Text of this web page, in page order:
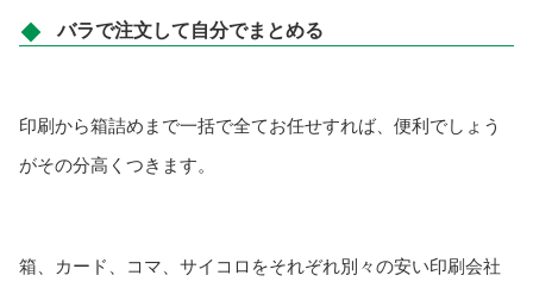
バラで注文して自分でまとめる
印刷から箱詰めまで一括で全てお任せすれば、便利でしょう
がその分高くつきます。
箱、カード、コマ、サイコロをそれぞれ別々の安い印刷会社